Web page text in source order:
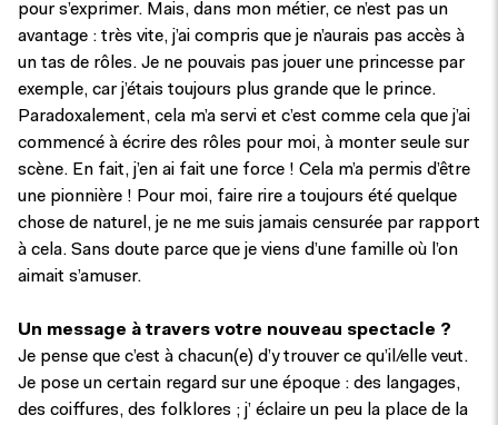
pour s’exprimer. Mais, dans mon métier, ce n’est pas un
avantage : très vite, j’ai compris que je n’aurais pas accès à
un tas de rôles. Je ne pouvais pas jouer une princesse par
exemple, car j’étais toujours plus grande que le prince.
Paradoxalement, cela m’a servi et c’est comme cela que j’ai
commencé à écrire des rôles pour moi, à monter seule sur
scène. En fait, j’en ai fait une force ! Cela m’a permis d’être
une pionnière ! Pour moi, faire rire a toujours été quelque
chose de naturel, je ne me suis jamais censurée par rapport
à cela. Sans doute parce que je viens d’une famille où l’on
aimait s’amuser.
Un message à travers votre nouveau spectacle ?
Je pense que c’est à chacun(e) d’y trouver ce qu’il/elle veut.
Je pose un certain regard sur une époque : des langages,
des coiffures, des folklores ; j’ éclaire un peu la place de la